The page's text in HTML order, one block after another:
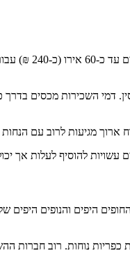
עלות השכרת רכב
השכירות מכסים בדרך
מגיעות לרוב עם
היפים והנופים